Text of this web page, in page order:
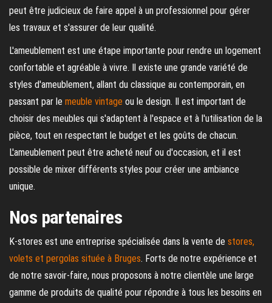
peut être judicieux de faire appel à un professionnel pour gérer
les travaux et s'assurer de leur qualité.
L'ameublement est une étape importante pour rendre un logement
confortable et agréable à vivre. Il existe une grande variété de
styles d'ameublement, allant du classique au contemporain, en
passant par le meuble vintage ou le design. Il est important de
choisir des meubles qui s'adaptent à l'espace et à l'utilisation de la
pièce, tout en respectant le budget et les goûts de chacun.
L'ameublement peut être acheté neuf ou d'occasion, et il est
possible de mixer différents styles pour créer une ambiance
unique.
Nos partenaires
K-stores est une entreprise spécialisée dans la vente de stores,
volets et pergolas située à Bruges. Forts de notre expérience et
de notre savoir-faire, nous proposons à notre clientèle une large
gamme de produits de qualité pour répondre à tous les besoins en